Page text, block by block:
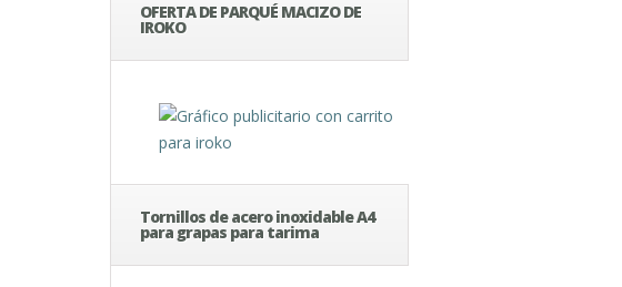
OFERTA DE PARQUÉ MACIZO DE
IROKO
Tornillos de acero inoxidable A4
para grapas para tarima